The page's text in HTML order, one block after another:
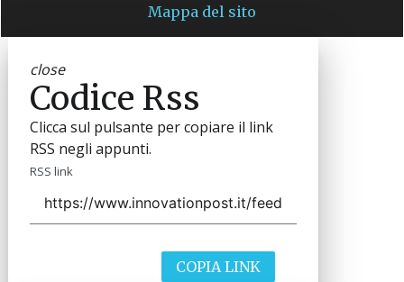
Mappa del sito
close
Codice Rss
Clicca sul pulsante per copiare il link
RSS negli appunti.
RSS link
COPIA LINK